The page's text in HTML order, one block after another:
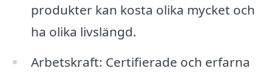
produkter kan kosta olika mycket och
ha olika livslängd.
Arbetskraft: Certifierade och erfarna